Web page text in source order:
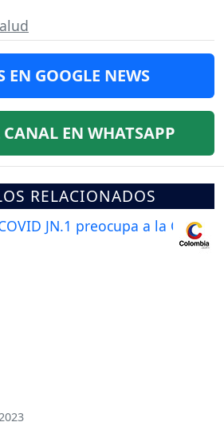
EN GOOGLE NEWS
EN WHATSAPP
RELACIONADOS